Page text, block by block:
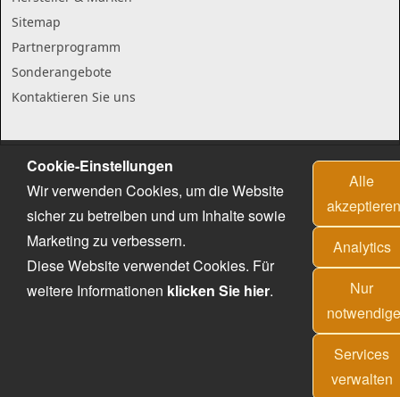
Sitemap
Partnerprogramm
Sonderangebote
Kontaktieren Sie uns
Cookie-Einstellungen
Wir verwenden Cookies, um die Website
sicher zu betreiben und um Inhalte sowie
Marketing zu verbessern.
Diese Website verwendet Cookies. Für
weitere Informationen klicken Sie hier.
Alle
Analytics
Nur
Services
verwalten